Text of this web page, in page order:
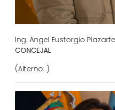
Ing. Angel Eustorgio
CONCEJAL
(Alterno: )